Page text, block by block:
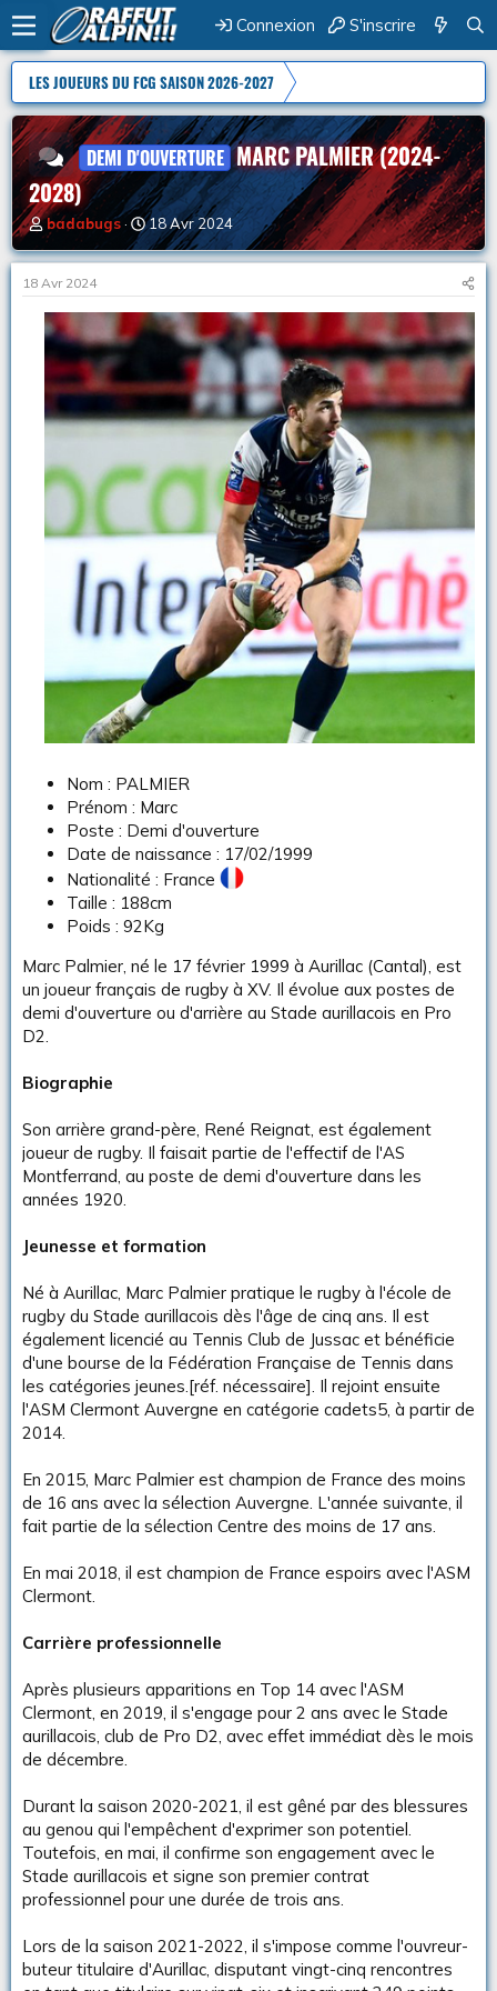
Connexion S'inscrire
LES JOUEURS DU FCG SAISON 2026-2027
DEMI D'OUVERTURE MARC PALMIER (2024-
2028)
A
u
t
e
u
r
d
e
l
a
d
s
c
s
s
badabugs
D
a
t
d
e
b
t
18 Avr 2024
18 Avr 2024
Nom : PALMIER
Prénom : Marc
Poste : Demi d'ouverture
Date de naissance : 17/02/1999
Nationalité : France
Taille : 188cm
Poids : 92Kg
Marc Palmier, né le 17 février 1999 à Aurillac (Cantal), est
un joueur français de rugby à XV. Il évolue aux postes de
demi d'ouverture ou d'arrière au Stade aurillacois en Pro
D2.
Biographie
Son arrière grand-père, René Reignat, est également
joueur de rugby. Il faisait partie de l'effectif de l'AS
Montferrand, au poste de demi d'ouverture dans les
années 1920.
Jeunesse et formation
Né à Aurillac, Marc Palmier pratique le rugby à l'école de
rugby du Stade aurillacois dès l'âge de cinq ans. Il est
également licencié au Tennis Club de Jussac et bénéficie
d'une bourse de la Fédération Française de Tennis dans
les catégories jeunes.[réf. nécessaire]. Il rejoint ensuite
l'ASM Clermont Auvergne en catégorie cadets5, à partir de
2014.
En 2015, Marc Palmier est champion de France des moins
de 16 ans avec la sélection Auvergne. L'année suivante, il
fait partie de la sélection Centre des moins de 17 ans.
En mai 2018, il est champion de France espoirs avec l'ASM
Clermont.
Carrière professionnelle
Après plusieurs apparitions en Top 14 avec l'ASM
Clermont, en 2019, il s'engage pour 2 ans avec le Stade
aurillacois, club de Pro D2, avec effet immédiat dès le mois
de décembre.
Durant la saison 2020-2021, il est gêné par des blessures
au genou qui l'empêchent d'exprimer son potentiel.
Toutefois, en mai, il confirme son engagement avec le
Stade aurillacois et signe son premier contrat
professionnel pour une durée de trois ans.
Lors de la saison 2021-2022, il s'impose comme l'ouvreur-
buteur titulaire d'Aurillac, disputant vingt-cinq rencontres